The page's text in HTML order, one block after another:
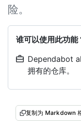
险。
谁可以使用此功能
Dependabot
拥有的仓库。
复制为 Markdown